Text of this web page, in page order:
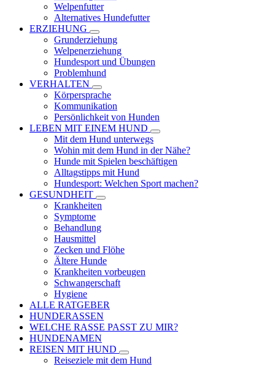
Welpenfutter
Alternatives Hundefutter
ERZIEHUNG
Grunderziehung
Welpenerziehung
Hundesport und Übungen
Problemhund
VERHALTEN
Körpersprache
Kommunikation
Persönlichkeit von Hunden
LEBEN MIT EINEM HUND
Mit dem Hund unterwegs
Wohin mit dem Hund in der Nähe?
Hunde mit Spielen beschäftigen
Alltagstipps mit Hund
Hundesport: Welchen Sport machen?
GESUNDHEIT
Krankheiten
Symptome
Behandlung
Hausmittel
Zecken und Flöhe
Ältere Hunde
Krankheiten vorbeugen
Schwangerschaft
Hygiene
ALLE RATGEBER
HUNDERASSEN
WELCHE RASSE PASST ZU MIR?
HUNDENAMEN
REISEN MIT HUND
Reiseziele mit dem Hund